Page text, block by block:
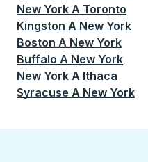
New York A Toronto
Kingston A New York
Boston A New York
Buffalo A New York
New York A Ithaca
Syracuse A New York